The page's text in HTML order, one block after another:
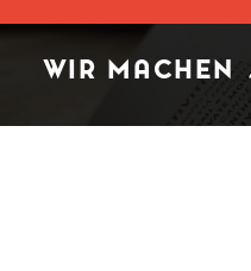
WIR MACHEN